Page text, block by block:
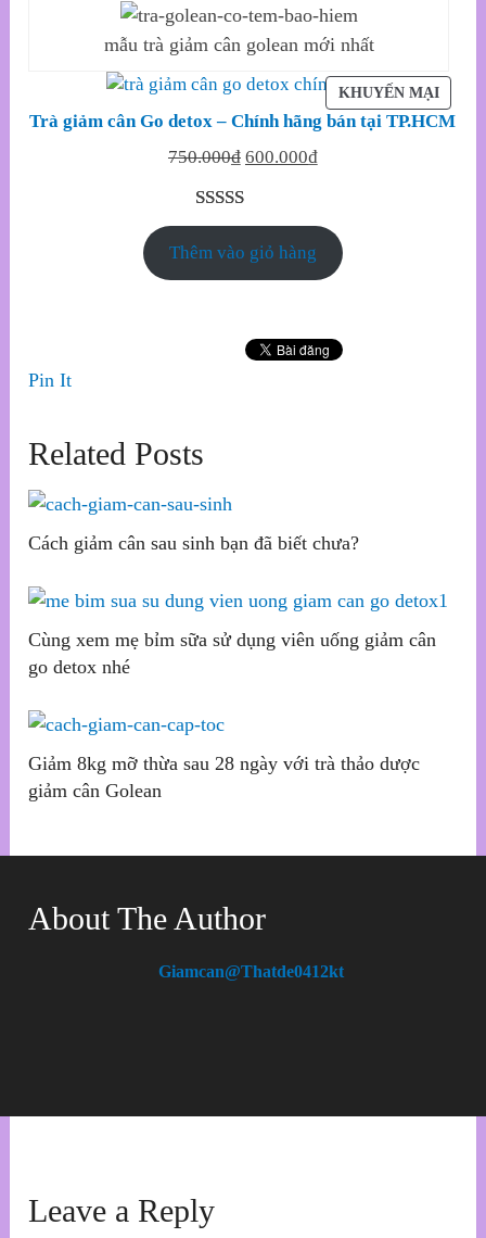
mẫu trà giảm cân golean mới nhất
KHUYẾN MẠISẢN
PHẨM
Trà giảm cân Go detox – Chính hãng bán tại TP.HCM
750.000₫ Original
600.000₫Current
600.000₫.
5.00trên 5
dựa trên
32
đánh giá
Thêm vào giỏ hàng
Pin It
Related Posts
Cách giảm cân sau sinh bạn đã biết chưa?
Cùng xem mẹ bỉm sữa sử dụng viên uống giảm cân
go detox nhé
Giảm 8kg mỡ thừa sau 28 ngày với trà thảo dược
giảm cân Golean
About The Author
Giamcan@thatde0412kt
Leave a Reply